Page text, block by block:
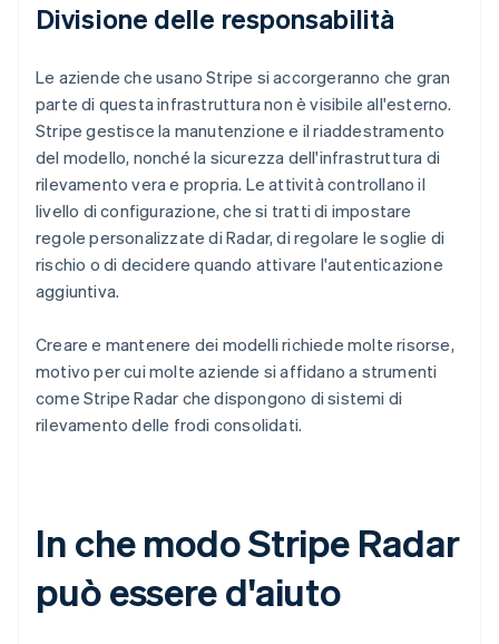
Divisione delle responsabilità
Le aziende che usano Stripe si accorgeranno che gran
parte di questa infrastruttura non è visibile all'esterno.
Stripe gestisce la manutenzione e il riaddestramento
del modello, nonché la sicurezza dell'infrastruttura di
rilevamento vera e propria. Le attività controllano il
livello di configurazione, che si tratti di impostare
regole personalizzate di Radar, di regolare le soglie di
rischio o di decidere quando attivare l'autenticazione
aggiuntiva.
Creare e mantenere dei modelli richiede molte risorse,
motivo per cui molte aziende si affidano a strumenti
come Stripe Radar che dispongono di sistemi di
rilevamento delle frodi consolidati.
In che modo Stripe Radar
può essere d'aiuto